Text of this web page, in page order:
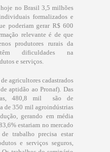
no Brasil 3,5 milhões
formalizados e
poderiam gerar R$ 600
relevante é de que
produtores rurais da
dificuldades na
e serviços.
agricultores cadastrados
aptidão ao Pronaf). Das
480,8 mil são de
de 350 mil agroindústrias
gerando em média
estariam no mercado
trabalho precisa estar
e serviços seguros,